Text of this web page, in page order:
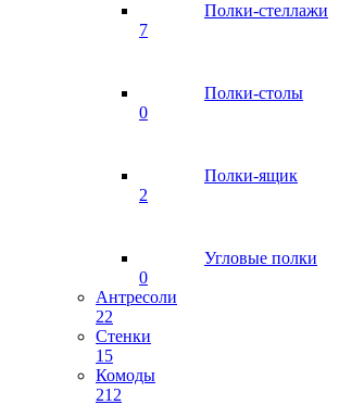
Полки-стеллажи
7
Полки-столы
0
Полки-ящик
2
Угловые полки
0
Антресоли
22
Стенки
15
Комоды
212